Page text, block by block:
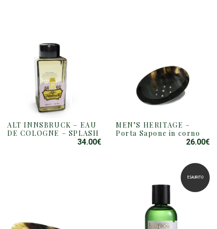
ALT INNSBRUCK – EAU
DE COLOGNE – SPLASH
34.00€
MEN’S HERITAGE –
Porta Sapone in corno
26.00€
ESAURITO